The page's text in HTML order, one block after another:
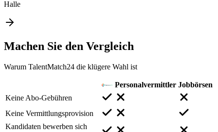
Halle
Machen Sie den Vergleich
Warum TalentMatch24 die klügere Wahl ist
Personalvermittler Jobbörsen
Keine Abo-Gebühren
Keine Vermittlungsprovision
Kandidaten bewerben sich